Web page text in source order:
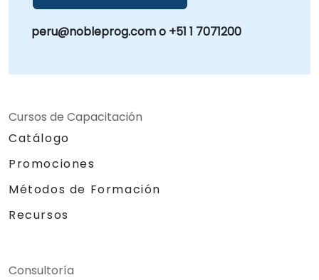
peru@nobleprog.com o +51 1 7071200
Cursos de Capacitación
Catálogo
Promociones
Métodos de Formación
Recursos
Consultoría